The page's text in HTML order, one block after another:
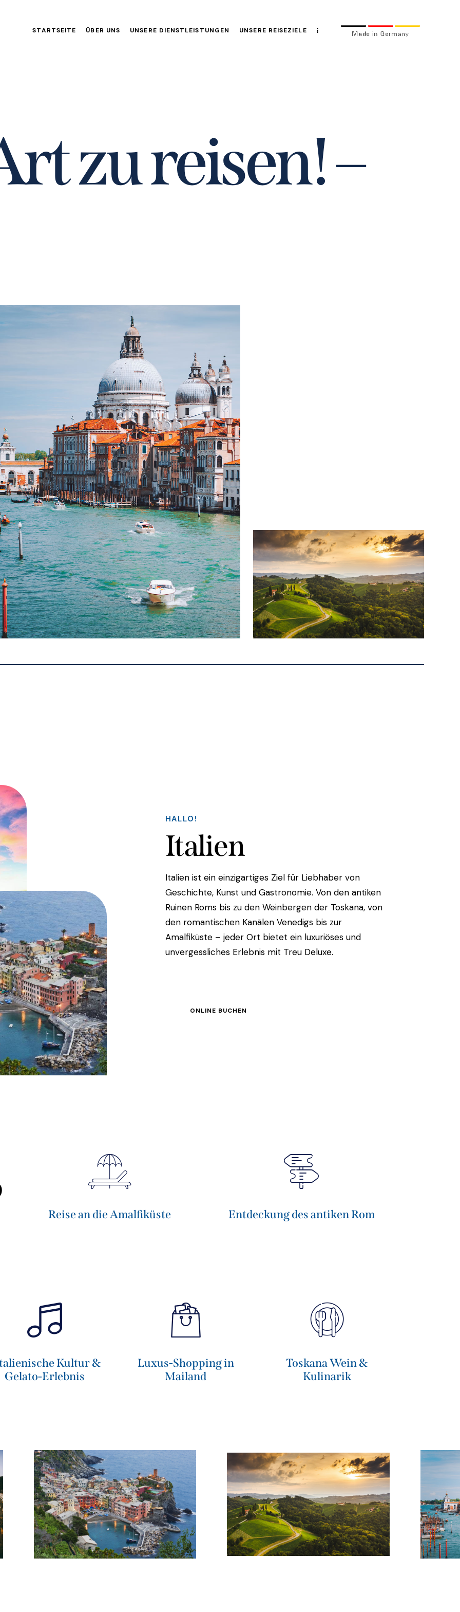
STARTSEITE ÜBER UNS UNSERE DIENSTLEISTUNGEN UNSERE REISEZIELE
rtzureisen!–
HALLO!
Italien
Italien ist ein einzigartiges Ziel für Liebhaber von
Geschichte, Kunst und Gastronomie. Von den antiken
Ruinen Roms bis zu den Weinbergen der Toskana, von
den romantischen Kanälen Venedigs bis zur
Amalfiküste – jeder Ort bietet ein luxuriöses und
unvergessliches Erlebnis mit Treu Deluxe.
ONLINE BUCHEN
Reise an die Amalfiküste Entdeckung des antiken Rom
Kultur &
Gelato-Erlebnis
Luxus-Shopping in
Mailand
Toskana Wein &
Kulinarik